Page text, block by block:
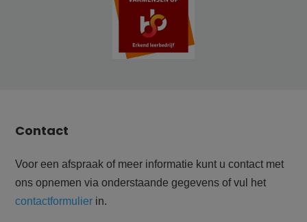
Contact
Voor een afspraak of meer informatie kunt u contact met
ons opnemen via onderstaande gegevens of vul het
contactformulier in.